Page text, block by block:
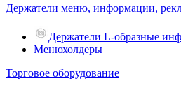
Держатели меню, информации,
Держатели L-образные
Менюхолдеры
Торговое оборудование